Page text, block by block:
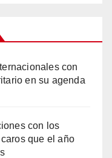
con
en su agenda
con los
que el año